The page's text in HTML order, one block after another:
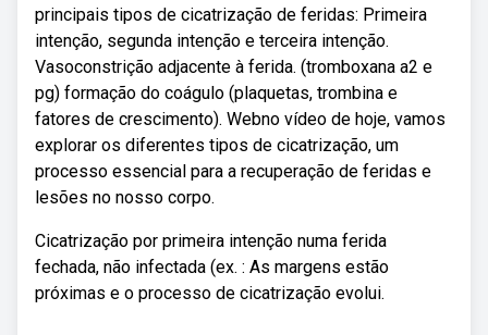
principais tipos de cicatrização de feridas: Primeira
intenção, segunda intenção e terceira intenção.
Vasoconstrição adjacente à ferida. (tromboxana a2 e
pg) formação do coágulo (plaquetas, trombina e
fatores de crescimento). Webno vídeo de hoje, vamos
explorar os diferentes tipos de cicatrização, um
processo essencial para a recuperação de feridas e
lesões no nosso corpo.
Cicatrização por primeira intenção numa ferida
fechada, não infectada (ex. : As margens estão
próximas e o processo de cicatrização evolui.